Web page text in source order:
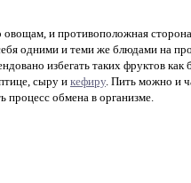
овощам, и противоположная
одними и теми же блюдами на
избегать таких фруктов как
сыру и кефиру. Пить можно и
процесс обмена в организме.